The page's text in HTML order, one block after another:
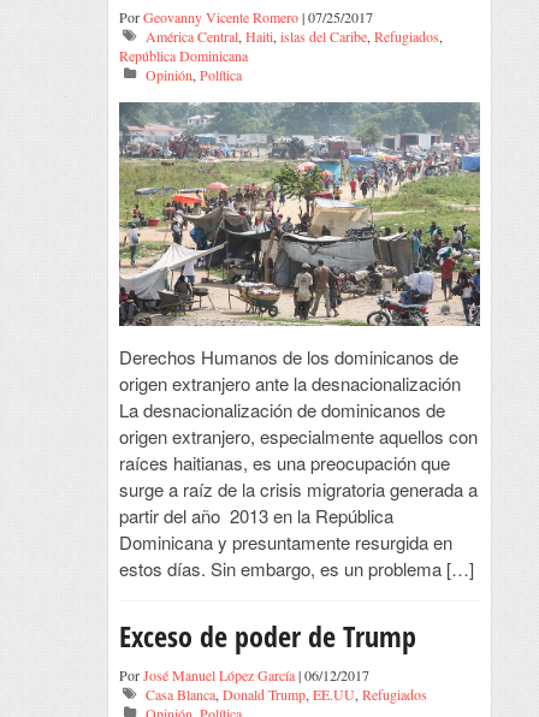
PorGeovanny Vicente Romero| 07/25/2017
América Central, Haiti, islas del Caribe, Refugiados,
República Dominicana
Opinión, Política
Derechos Humanos de los dominicanos de
origen extranjero ante la desnacionalización
La desnacionalización de dominicanos de
origen extranjero, especialmente aquellos con
raíces haitianas, es una preocupación que
surge a raíz de la crisis migratoria generada a
partir del año 2013 en la República
Dominicana y presuntamente resurgida en
estos días. Sin embargo, es un problema […]
Exceso de poder de Trump
PorJosé Manuel López García| 06/12/2017
Casa Blanca, Donald Trump, EE.UU, Refugiados